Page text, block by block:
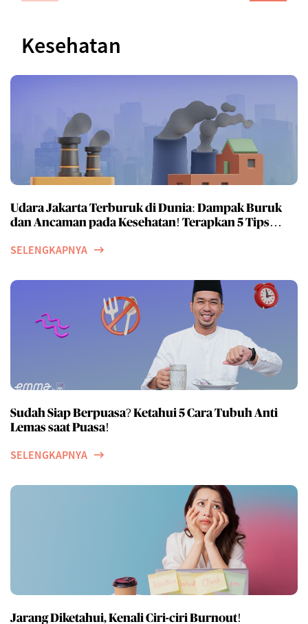
Kesehatan
Udara Jakarta Terburuk di Dunia: Dampak Buruk
dan Ancaman pada Kesehatan! Terapkan 5 Tips
SELENGKAPNYA
Sudah Siap Berpuasa? Ketahui 5 Cara Tubuh Anti
Lemas saat Puasa!
SELENGKAPNYA
Jarang Diketahui, Kenali Ciri-ciri Burnout!